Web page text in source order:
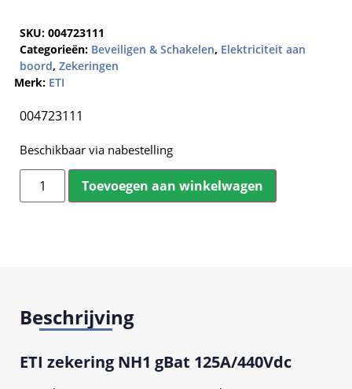
SKU: 004723111
Categorieën: Beveiligen & Schakelen, Elektriciteit aan
boord, Zekeringen
Merk: ETI
004723111
Beschikbaar via nabestelling
Toevoegen aan winkelwagen
Beschrijving
ETI zekering NH1 gBat 125A/440Vdc